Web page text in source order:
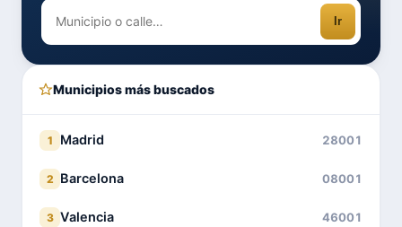
Ir
Municipios más buscados
1 Madrid 28001
2 Barcelona 08001
3 Valencia 46001